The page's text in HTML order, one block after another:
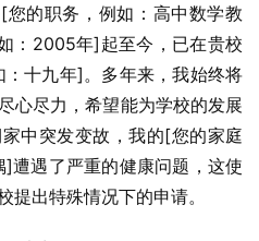
的职务，例如：高中数学教
：2005年]起至今，已在贵校
十九年]。多年来，我始终将
心尽力，希望能为学校的发展
中突发变故，我的[您的家庭
遭遇了严重的健康问题，这使
提出特殊情况下的申请。